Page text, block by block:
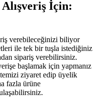
İçin:
verebileceğinizi biliyor
ile tek bir tuşla istediğiniz
sipariş verebilirsiniz.
başlamak için yapmanız
ziyaret edip üyelik
fazla ürüne